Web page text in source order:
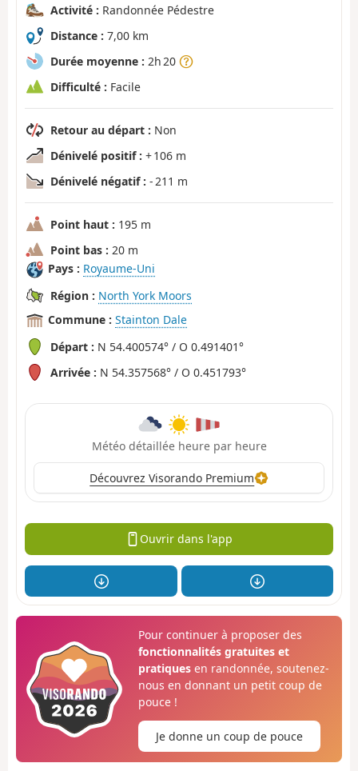
Activité : Randonnée Pédestre
Distance : 7,00 km
Durée moyenne : 2h 20
Difficulté : Facile
Retour au départ : Non
Dénivelé positif : + 106 m
Dénivelé négatif : - 211 m
Point haut : 195 m
Point bas : 20 m
Pays : Royaume-Uni
Région : North York Moors
Commune : Stainton Dale
Départ : N 54.400574° / O 0.491401°
Arrivée : N 54.357568° / O 0.451793°
Météo détaillée heure par heure
Découvrez Visorando Premium
Ouvrir dans l'app
Pour continuer à proposer des
fonctionnalités gratuites et
pratiquesen randonnée, soutenez-
nous en donnant un petit coup de
pouce !
Je donne un coup de pouce